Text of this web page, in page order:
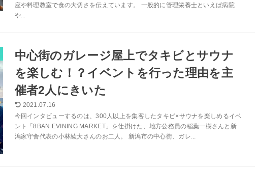
座や料理教室で食の大切さを伝えています。 一般的に管理栄養士といえば病院
や...
中心街のガレージ屋上でタキビとサウナ
を楽しむ！？イベントを行った理由を主
催者2人にきいた
2021.07.16
今回インタビューするのは、300人以上を集客したタキビ×サウナを楽しめるイベ
ント「8BAN EVINING MARKET」を仕掛けた、地方公務員の稲葉一樹さんと新
潟家守舎代表の小林紘大さんのお二人。 新潟市の中心街、ガレ...